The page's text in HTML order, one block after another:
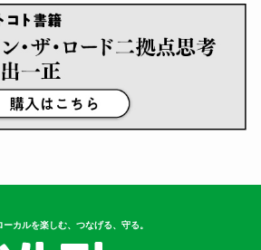
ーカルを楽しむ、つなげる、守る。